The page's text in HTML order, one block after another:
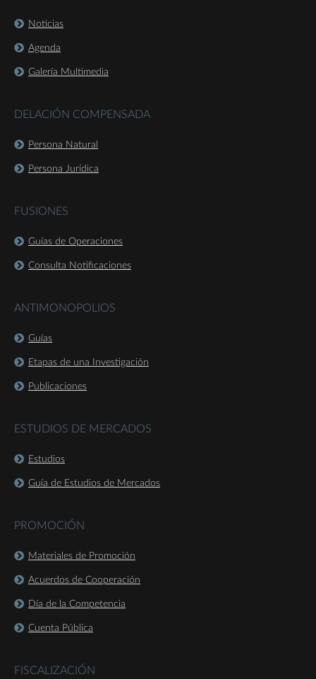
Noticias
Agenda
Galería Multimedia
DELACIÓN COMPENSADA
Persona Natural
Persona Jurídica
FUSIONES
Guías de Operaciones
Consulta Notificaciones
ANTIMONOPOLIOS
Guías
Etapas de una Investigación
Publicaciones
ESTUDIOS DE MERCADOS
Estudios
Guía de Estudios de Mercados
PROMOCIÓN
Materiales de Promoción
Acuerdos de Cooperación
Día de la Competencia
Cuenta Pública
FISCALIZACIÓN